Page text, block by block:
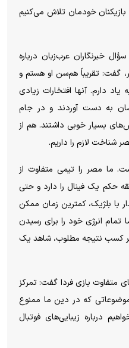
خودمان تلاش می‌کنیم
خبرنگاران عرب‌زبان درباره
گفت: تقریباً هم‌سن او هستم و
دارم. آنها افتخارات زیادی
به دست آوردند و در جام
بسیار خوبی داشتند. هم از
شناخت لازم را داریم.
ما مصر را تیمی متفاوت از
حکم یک فینال را دارد و حتی
با بلژیک، کمترین زمان ممکن
تمام انرژی خود را برای رسیدن
بر کسب نتیجه مطلوب، شاهد یک
متفاوت بازی فردا گفت: تمرکز
که در دین ما ممنوع
درباره زیبایی‌های فوتبال